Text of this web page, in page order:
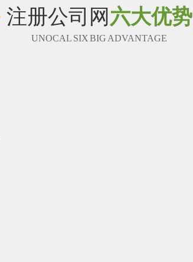
注册公司网 六大优势
UNOCAL SIX BIG ADVANTAGE